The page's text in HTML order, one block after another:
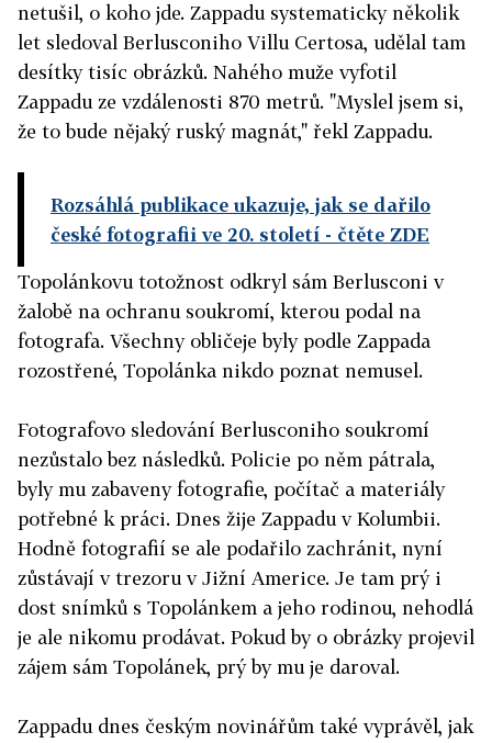
netušil, o koho jde. Zappadu systematicky několik
let sledoval Berlusconiho Villu Certosa, udělal tam
desítky tisíc obrázků. Nahého muže vyfotil
Zappadu ze vzdálenosti 870 metrů. "Myslel jsem si,
že to bude nějaký ruský magnát," řekl Zappadu.
Rozsáhlá publikace ukazuje, jak se dařilo
české fotografii ve 20. století - čtěte ZDE
Topolánkovu totožnost odkryl sám Berlusconi v
žalobě na ochranu soukromí, kterou podal na
fotografa. Všechny obličeje byly podle Zappada
rozostřené, Topolánka nikdo poznat nemusel.
Fotografovo sledování Berlusconiho soukromí
nezůstalo bez následků. Policie po něm pátrala,
byly mu zabaveny fotografie, počítač a materiály
potřebné k práci. Dnes žije Zappadu v Kolumbii.
Hodně fotografií se ale podařilo zachránit, nyní
zůstávají v trezoru v Jižní Americe. Je tam prý i
dost snímků s Topolánkem a jeho rodinou, nehodlá
je ale nikomu prodávat. Pokud by o obrázky projevil
zájem sám Topolánek, prý by mu je daroval.
Zappadu dnes českým novinářům také vyprávěl, jak